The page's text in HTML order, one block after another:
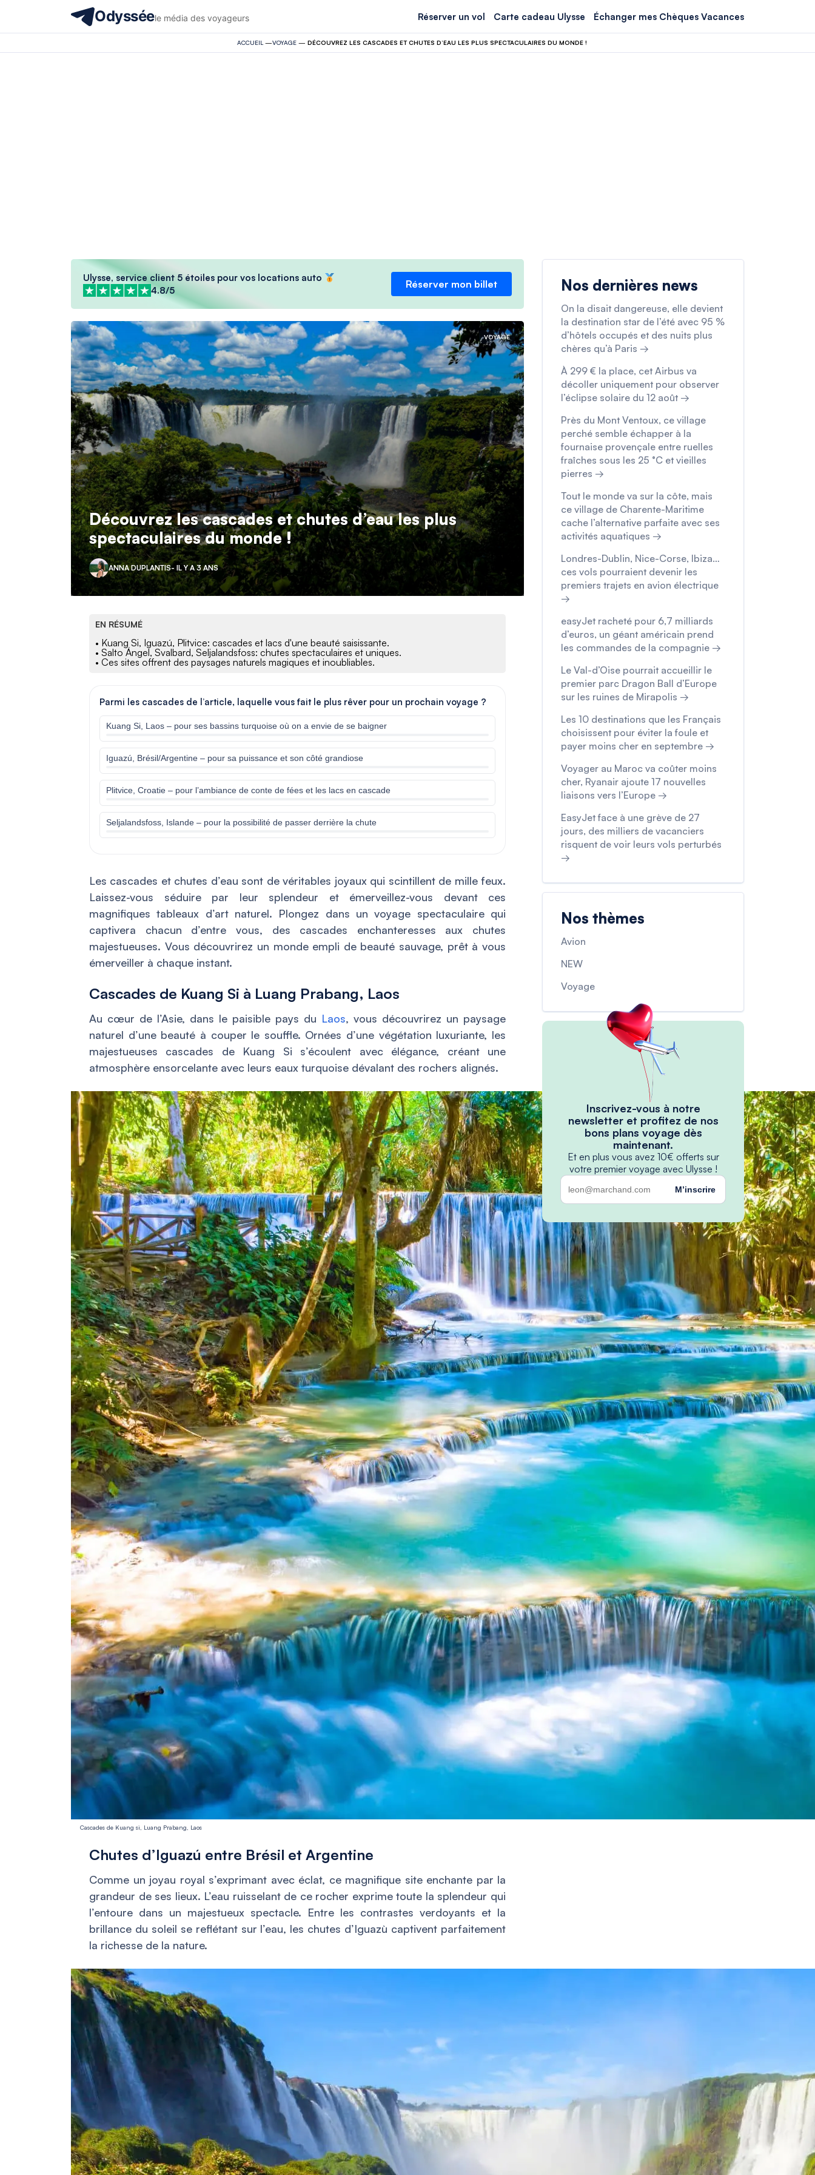
Odysséele média des voyageurs Réserver un vol Carte cadeau Ulysse Échanger mes Chèques Vacances
ACCUEIL —VOYAGE — DÉCOUVREZ LES CASCADES ET CHUTES D’EAU LES PLUS SPECTACULAIRES DU MONDE !
Ulysse, service client 5 étoiles pour vos locations auto
4.8/5
Réserver mon billet
VOYAGE
Découvrez les cascades et chutes d’eau les plus
spectaculaires du monde !
ANNA DUPLANTIS- IL Y A 3 ANS
EN RÉSUMÉ
• Kuang Si, Iguazú, Plitvice: cascades et lacs d'une beauté saisissante.
• Salto Ángel, Svalbard, Seljalandsfoss: chutes spectaculaires et uniques.
• Ces sites offrent des paysages naturels magiques et inoubliables.
Parmi les cascades de l’article, laquelle vous fait le plus rêver pour un prochain voyage ?
Kuang Si, Laos – pour ses bassins turquoise où on a envie de se baigner
Iguazú, Brésil/Argentine – pour sa puissance et son côté grandiose
Plitvice, Croatie – pour l’ambiance de conte de fées et les lacs en cascade
Seljalandsfoss, Islande – pour la possibilité de passer derrière la chute
Les cascades et chutes d’eau sont de véritables joyaux qui scintillent de mille feux.
Laissez-vous séduire par leur splendeur et émerveillez-vous devant ces
magnifiques tableaux d’art naturel. Plongez dans un voyage spectaculaire qui
captivera chacun d’entre vous, des cascades enchanteresses aux chutes
majestueuses. Vous découvrirez un monde empli de beauté sauvage, prêt à vous
émerveiller à chaque instant.
Cascades de Kuang Si à Luang Prabang, Laos
Au cœur de l’Asie, dans le paisible pays du Laos, vous découvrirez un paysage
naturel d’une beauté à couper le souffle. Ornées d’une végétation luxuriante, les
majestueuses cascades de Kuang Si s’écoulent avec élégance, créant une
atmosphère ensorcelante avec leurs eaux turquoise dévalant des rochers alignés.
Cascades de Kuang si, Luang Prabang, Laos
Chutes d’Iguazú entre Brésil et Argentine
Comme un joyau royal s’exprimant avec éclat, ce magnifique site enchante par la
grandeur de ses lieux. L’eau ruisselant de ce rocher exprime toute la splendeur qui
l’entoure dans un majestueux spectacle. Entre les contrastes verdoyants et la
brillance du soleil se reflétant sur l’eau, les chutes d’Iguazù captivent parfaitement
la richesse de la nature.
Nos dernières news
On la disait dangereuse, elle devient
la destination star de l’été avec 95 %
d’hôtels occupés et des nuits plus
chères qu’à Paris →
À 299 € la place, cet Airbus va
décoller uniquement pour observer
l’éclipse solaire du 12 août →
Près du Mont Ventoux, ce village
perché semble échapper à la
fournaise provençale entre ruelles
fraîches sous les 25 °C et vieilles
pierres →
Tout le monde va sur la côte, mais
ce village de Charente-Maritime
cache l’alternative parfaite avec ses
activités aquatiques →
Londres-Dublin, Nice-Corse, Ibiza…
ces vols pourraient devenir les
premiers trajets en avion électrique
→
easyJet racheté pour 6,7 milliards
d’euros, un géant américain prend
les commandes de la compagnie →
Le Val-d’Oise pourrait accueillir le
premier parc Dragon Ball d’Europe
sur les ruines de Mirapolis →
Les 10 destinations que les Français
choisissent pour éviter la foule et
payer moins cher en septembre →
Voyager au Maroc va coûter moins
cher, Ryanair ajoute 17 nouvelles
liaisons vers l’Europe →
EasyJet face à une grève de 27
jours, des milliers de vacanciers
risquent de voir leurs vols perturbés
→
Nos thèmes
Avion
NEW
Voyage
Inscrivez-vous à notre
newsletter et profitez de nos
bons plans voyage dès
maintenant.
Et en plus vous avez 10€ offerts sur
votre premier voyage avec Ulysse !
M’inscrire